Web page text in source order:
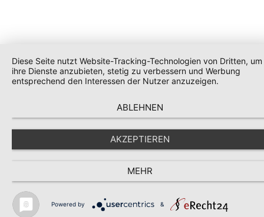
Diese Seite nutzt Website-Tracking-Technologien von Dritten, um
ihre Dienste anzubieten, stetig zu verbessern und Werbung
entsprechend den Interessen der Nutzer anzuzeigen.
ABLEHNEN
AKZEPTIEREN
MEHR
Powered by &